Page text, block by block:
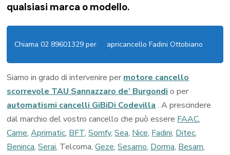
qualsiasi marca o modello.
Chiama 02 89601329 per apricancello Fadini Ottobiano
Siamo in grado di intervenire per motore cancello
scorrevole TAU Sannazzaro de’ Burgondi o per
automatismi cancelli GiBiDi Codevilla . A prescindere
dal marchio del vostro cancello che può essere FAAC,
Came,Aprimatic, BFT,Somfy,Sea, Nice, Fadini, Ditec,
Beninca,Serai, Telcoma,Geze,Sesamo, Dorma, Besam,